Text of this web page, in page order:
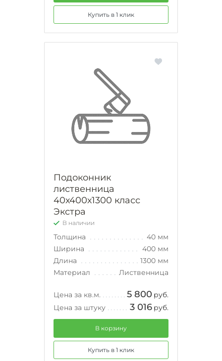
Купить в 1 клик
Подоконник
лиственница
40х400х1300 класс
Экстра
В наличии
Толщина
40 мм
Ширина
400 мм
Длина
1300 мм
Материал
Лиственница
Цена за кв.м. 5 800 руб.
Цена за штуку
3 016 руб.
В корзину
Купить в 1 клик